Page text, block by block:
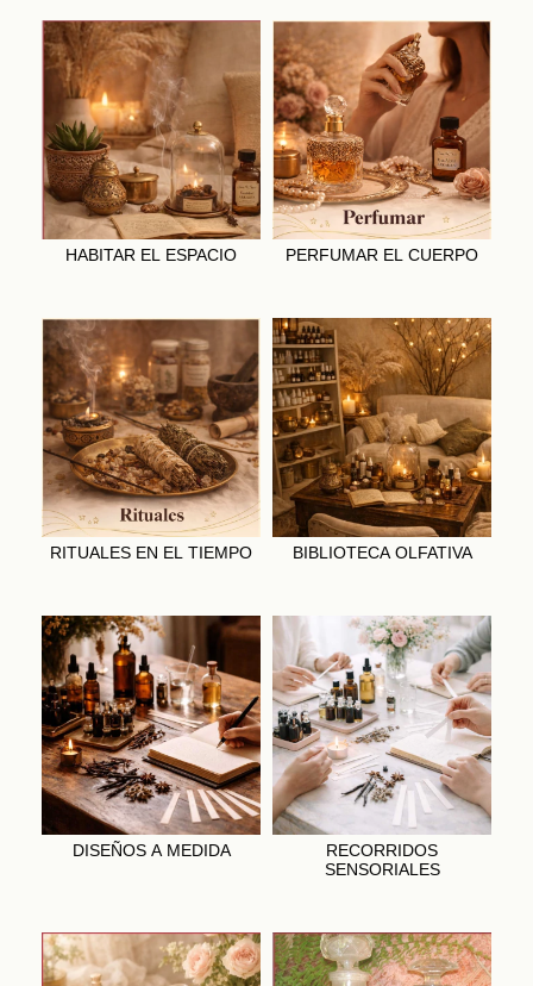
HABITAR EL ESPACIO PERFUMAR EL CUERPO
RITUALES EN EL TIEMPO BIBLIOTECA OLFATIVA
DISEÑOS A MEDIDA
RECORRIDOS
SENSORIALES